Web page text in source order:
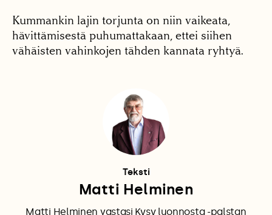
Kummankin lajin torjunta on niin vaikeata,
hävittämisestä puhumattakaan, ettei siihen
vähäisten vahinkojen tähden kannata ryhtyä.
Teksti
Matti Helminen
Matti Helminen vastasi Kysy luonnosta -palstan